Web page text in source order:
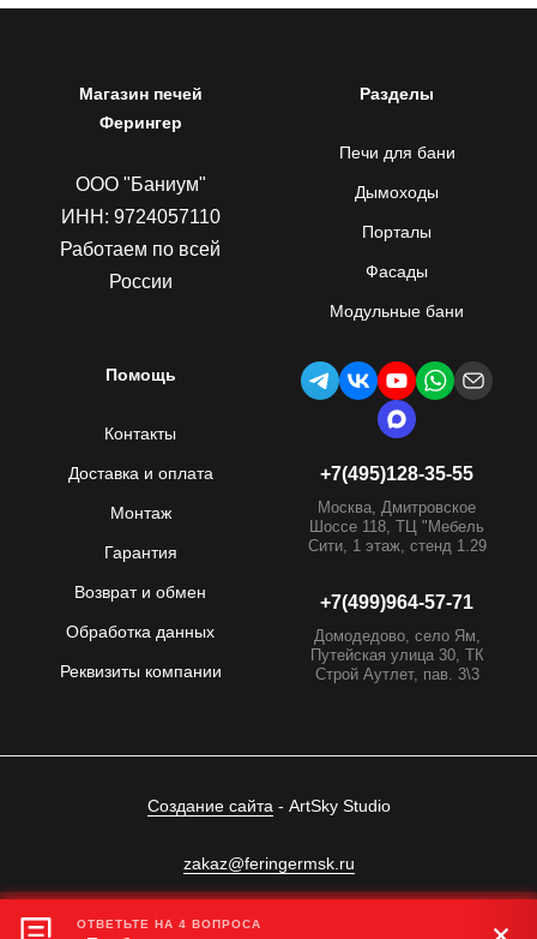
Магазин печей
Ферингер
ООО "Баниум"
ИНН: 9724057110
Работаем по всей
России
Разделы
Печи для бани
Дымоходы
Порталы
Фасады
Модульные бани
Помощь
Контакты
Доставка и оплата
Монтаж
Гарантия
Возврат и обмен
Обработка данных
Реквизиты компании
+7(495)128-35-55
Москва, Дмитровское
Шоссе 118, ТЦ "Мебель
Сити, 1 этаж, стенд 1.29
+7(499)964-57-71
Домодедово, село Ям,
Путейская улица 30, ТК
Строй Аутлет, пав. 3\3
Создание сайта - ArtSky Studio
zakaz@feringermsk.ru
Сайт носит информационный характер.
ОТВЕТЬТЕ НА 4 ВОПРОСА